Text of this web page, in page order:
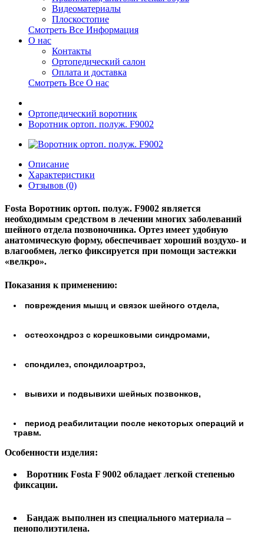
Видеоматериалы
Плоскостопие
Смотреть Все Информация
О нас
Контакты
Ортопедический салон
Оплата и доставка
Смотреть Все О нас
Ортопедический воротник
Воротник ортоп. полуж. F9002
Описание
Характеристики
Отзывов (0)
Fosta Воротник ортоп. полуж. F9002 является
необходимым средством в лечении многих заболеваний
шейного отдела позвоночника. Ортез имеет удобную
анатомическую форму, обеспечивает хороший воздухо- и
влагообмен, легко фиксируется при помощи застежки
«велкро».
Показания к применению:
повреждения мышц и связок шейного отдела,
остеохондроз с корешковыми синдромами,
спондилез, спондилоартроз,
вывихи и подвывихи шейных позвонков,
период реабилитации после некоторых операций и
травм.
Особенности изделия:
Воротник Fosta F 9002 обладает легкой степенью
фиксации.
Бандаж выполнен из специального материала –
пенополиэтилена.